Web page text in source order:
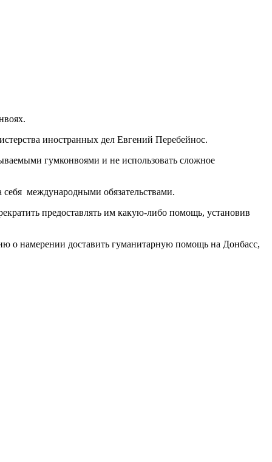
иностранных дел Евгений Перебейнос.
гумконвоями и не использовать сложное
международными обязательствами.
предоставлять им какую-либо помощь, установив
о намерении доставить гуманитарную помощь на Донбасс,